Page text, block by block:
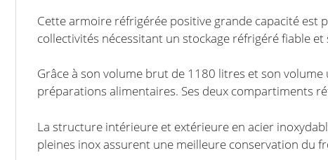
Cette armoire réfrigérée positive grande capacité
collectivités nécessitant un stockage réfrigéré fiable et
Grâce à son volume brut de 1180 litres et son
préparations alimentaires. Ses deux compartiments
La structure intérieure et extérieure en acier
pleines inox assurent une meilleure conservation du